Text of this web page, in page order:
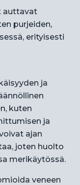
auttavat
purjeiden,
erityisesti
ja
kuten
ja
ajan
joten huolto
merikäytössä.
veneen